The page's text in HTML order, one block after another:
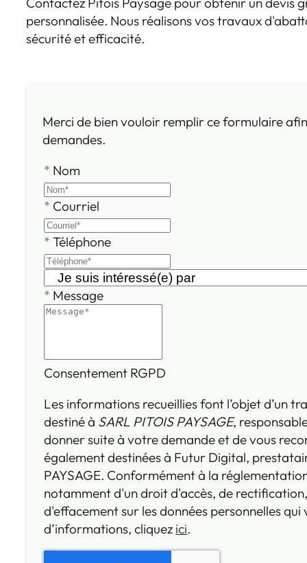
personnalisée. Nous réalisons vos travaux
sécurité et efficacité.
Merci de bien vouloir remplir ce formulaire
demandes.
* Nom
* Courriel
*Téléphone
* Message
Consentement RGPD
Les informations recueillies font l’objet d’un
destiné à SARL PITOIS PAYSAGE,
donner suite à votre demande et de vous
également destinées à Futur Digital,
PAYSAGE. Conformément à la
notamment d'un droit d'accès, de
d'effacement sur les données personnelles
d’informations, cliquez ici.